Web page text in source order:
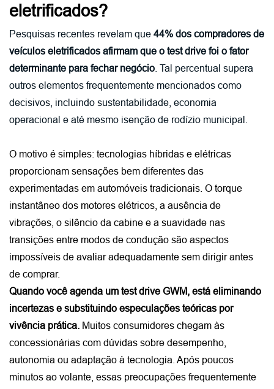
eletrificados?
Pesquisas recentes revelam que 44% dos compradores de
veículos eletrificados afirmam que o test drive foi o fator
determinante para fechar negócio . Tal percentual supera
outros elementos frequentemente mencionados como
decisivos, incluindo sustentabilidade, economia
operacional e até mesmo isenção de rodízio municipal.
O motivo é simples: tecnologias híbridas e elétricas
proporcionam sensações bem diferentes das
experimentadas em automóveis tradicionais. O torque
instantâneo dos motores elétricos, a ausência de
vibrações, o silêncio da cabine e a suavidade nas
transições entre modos de condução são aspectos
impossíveis de avaliar adequadamente sem dirigir antes
de comprar.
Quando você agenda um test drive GWM, está eliminando
incertezas e substituindo especulações teóricas por
vivência prática. Muitos consumidores chegam às
concessionárias com dúvidas sobre desempenho,
autonomia ou adaptação à tecnologia. Após poucos
minutos ao volante, essas preocupações frequentemente